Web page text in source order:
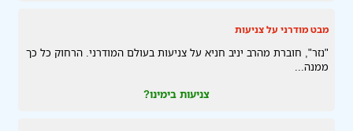
מבט מודרני על צניעות
"נזר", חוברת מהרב יניב חניא על צניעות בעולם המודרני. הרחוק כל כך
ממנה...
צניעות בימינו?